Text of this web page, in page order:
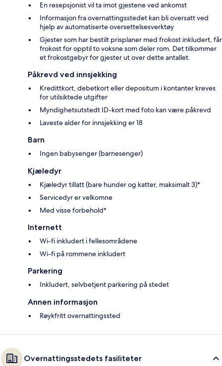
En resepsjonist vil ta imot gjestene ved ankomst
Informasjon fra overnattingsstedet kan bli oversatt ved
hjelp av automatiserte oversettelsesverktøy
Gjester som har bestilt prisplaner med frokost inkludert, får
frokost for opptil to voksne som deler rom. Det tilkommer
et frokostgebyr for gjester ut over dette antallet.
Påkrevd ved innsjekking
Kredittkort, debetkort eller depositum i kontanter kreves
for utilsiktede utgifter
Myndighetsutstedt ID-kort med foto kan være påkrevd
Laveste alder for innsjekking er 18
Barn
Ingen babysenger (barnesenger)
Kjæledyr
Kjæledyr tillatt (bare hunder og katter, maksimalt 3)*
Servicedyr er velkomne
Med visse forbehold*
Internett
Wi-fi inkludert i fellesområdene
Wi-fi på rommene inkludert
Parkering
Inkludert, selvbetjent parkering på stedet
Annen informasjon
Røykfritt overnattingssted
Overnattingsstedets fasiliteter